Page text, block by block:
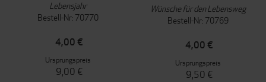
Lebensjahr
Bestell-Nr: 70770
4,00 €
Ursprungspreis
9,00 €
Wünsche für den Lebensweg
Bestell-Nr: 70769
4,00 €
Ursprungspreis
9,50 €